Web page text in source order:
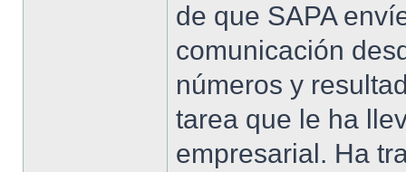
de que SAPA
comunicación
números y
tarea que le ha
empresarial. Ha